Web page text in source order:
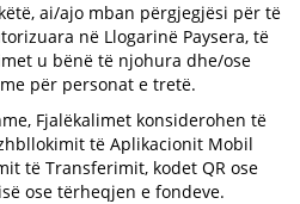
ai/ajo mban përgjegjësi për të
në Llogarinë Paysera, të
u bënë të njohura dhe/ose
për personat e tretë.
Fjalëkalimet konsiderohen të
të Aplikacionit Mobil
të Transferimit, kodet QR ose
ose tërheqjen e fondeve.